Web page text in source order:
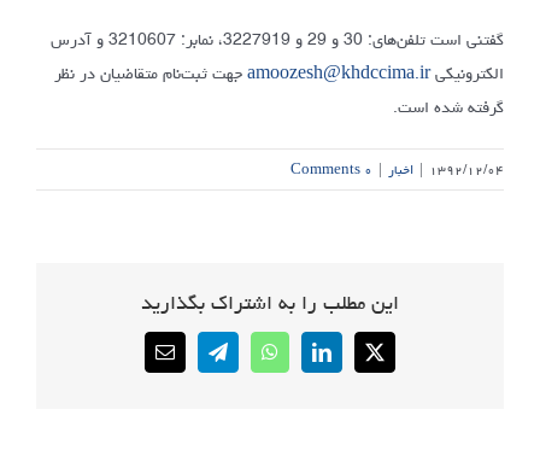
گفتنی است تلفن‌های: 30 و 29 و 3227919، نمابر: 3210607 و آدرس
الکترونیکیamoozesh@khdccima.irجهت ثبت‌نام متقاضیان در نظر
گرفته شده است.
۱۳۹۲/۱۲/۰۴ | اخبار | ۰ Comments
این مطلب را به اشتراک بگذارید
X
LinkedIn
WhatsApp
Telegram
Email